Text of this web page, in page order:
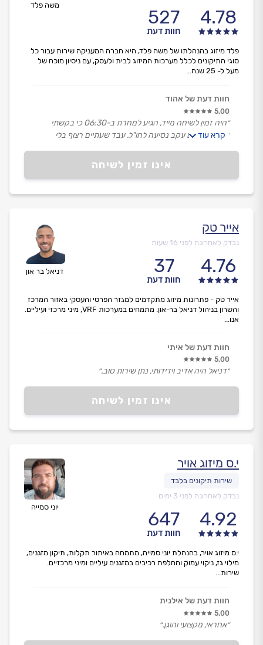
משה פלד
4.78
527
חוות דעת
אינו זמין לשיחה
פלד מיזוג בהנהלתו של משה פלד, היא חברה המעניקה שירות עבור כל
סוגי התיקונים לכלל מערכות המיזוג לבית ולעסק, עם ניסיון מוכח של
מעל ל- 25 שנה...
חוות דעת של אהוד
5.00
״היה זמין לשיחה מייד, הגיע למחרת ב-06:30 כי בקשתי
שיבוא מוקדם עקב נסיעה לחו"ל. עבד שעתיים רצוף בלי
קרא עוד
דניאל בר און
אייר טק
נבדק לאחרונה לפני 16 שעות
4.76
37
חוות דעת
אינו זמין לשיחה
אייר טק - פתרונות מיזוג מתקדמים למגזר הפרטי והעסקי באזור המרכז
והשרון בניהול דניאל בר-און. מתמחים במערכות VRF, מיני מרכזי ועיליים.
אנו...
חוות דעת של איתי
5.00
״דניאל היה אדיב וידידותי, נתן שירות טוב.״
יוני סמייה
י.ס מיזוג אויר
נבדק לאחרונה לפני 3 ימים
4.92
647
חוות דעת
י.ס מיזוג אויר, בהנהלת יוני סמייה, מתמחה באיתור תקלות, תיקון מזגנים,
מילוי גז, ניקוי עמוק והחלפת רכיבים במזגנים עיליים ומיני מרכזיים.
שירות...
חוות דעת של אילנית
5.00
״אחראי, מקצועי והוגן.״